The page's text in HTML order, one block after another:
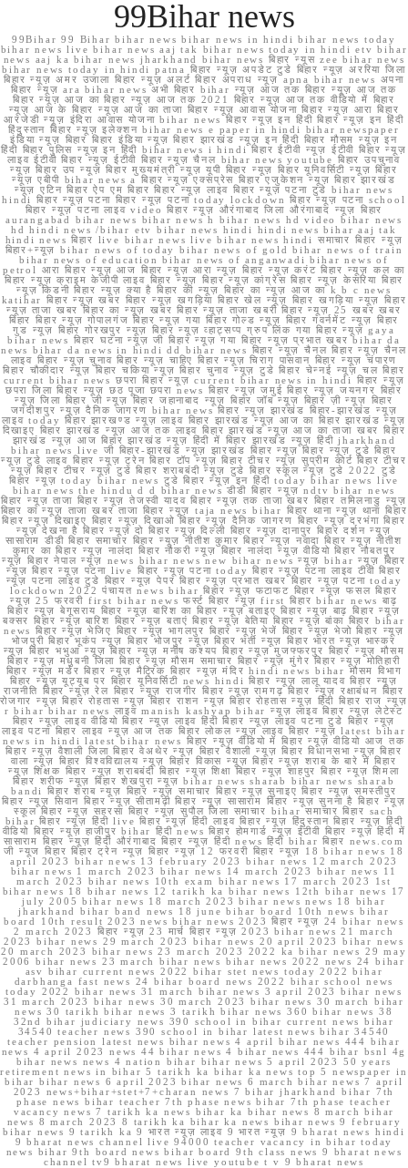
99Bihar news
99Bihar 99 Bihar bihar news bihar news in hindi bihar news today
bihar news live bihar news aaj tak bihar news today in hindi etv bihar
news aaj ka bihar news jharkhand bihar news बिहार न्यूस zee bihar news
bihar news today in hindi patna बिहार न्यूज़ अपडेट टुडे बिहार न्यूज़ अररिया जिला
बिहार न्यूज़ अमर उजाला बिहार न्यूज़ अलर्ट बिहार अपराध न्यूज़ apna bihar news अपना
बिहार न्यूज़ ara bihar news अभी बिहार bihar न्यूज़ आज तक बिहार न्यूज़ आज तक
बिहार न्यूज़ आज का बिहार न्यूज़ आज तक 2021 बिहार न्यूज़ आज तक वीडियो में बिहार
न्यूज़ आज के बिहार न्यूज़ आज का ताजा बिहार न्यूज़ आवास योजना बिहार न्यूज़ आरा बिहार
आरजेडी न्यूज़ इंदिरा आवास योजना bihar news बिहार न्यूज़ इन हिंदी बिहार न्यूज़ इन हिंदी
हिंदुस्तान बिहार न्यूज़ इलेक्शन bihar news e paper in hindi bihar newspaper
इंडिया न्यूज़ बिहार बिहार इंडिया न्यूज़ बिहार झारखंड न्यूज़ इन हिंदी बिहार मौसम न्यूज़ इन
हिंदी बिहार पुलिस न्यूज़ इन हिंदी bihar news i hindi बिहार ईटीवी न्यूज़ ईटीवी बिहार न्यूज़
लाइव ईटीवी बिहार न्यूज़ ईटीवी बिहार न्यूज़ चैनल bihar news youtube बिहार उपचुनाव
न्यूज़ बिहार उप न्यूज़ बिहार मुख्यमंत्री न्यूज़ यूपी बिहार न्यूज़ बिहार यूनिवर्सिटी न्यूज़ बिहार
न्यूज़ एबीपी bihar news a बिहार न्यूज़ एक्सप्रेस बिहार एजुकेशन न्यूज़ बिहार झारखंड
न्यूज़ एटिन बिहार ऐप एम बिहार बिहार न्यूज़ लाइव बिहार न्यूज़ पटना टुडे bihar news
hindi बिहार न्यूज़ पटना बिहार न्यूज़ पटना today lockdown बिहार न्यूज़ पटना school
बिहार न्यूज़ पटना लाइव video बिहार न्यूज़ औरंगाबाद जिला औरंगाबाद न्यूज़ बिहार
aurangabad bihar news bihar news h bihar news hd video bihar news
hd hindi news /bihar etv bihar news hindi hindi news bihar aaj tak
hindi news बिहार live bihar news live bihar news hindi समाचार बिहार न्यूज़
बिहार+न्यूज़ bihar news of today bihar news of gold bihar news of train
bihar news of education bihar news of anganwadi bihar news of
petrol आरा बिहार न्यूज़ आज बिहार न्यूज़ आरा न्यूज़ बिहार न्यूज़ करंट बिहार न्यूज़ कल का
बिहार न्यूज़ क्राइम केजीपी लाइव बिहार न्यूज़ बिहार न्यूज़ कांग्रेस बिहार न्यूज़ केसरिया बिहार
न्यूज़ किडनी बिहार न्यूज़ क्या है बिहार की न्यूज़ बिहार का न्यूज़ आज का k b c news
katihar बिहार न्यूज़ खबर बिहार न्यूज़ खगड़िया बिहार खेल न्यूज़ बिहार खगड़िया न्यूज़ बिहार
न्यूज़ ताजा खबर बिहार का न्यूज़ खबर बिहार न्यूज़ ताजा खबरी बिहार न्यूज़ 25 खबर खबर
बिहार बिहार न्यूज़ गोपालगंज बिहार न्यूज़ गया बिहार गोल्ड न्यूज़ बिहार गवर्नमेंट न्यूज़ बिहार
गुड न्यूज़ बिहार गोरखपुर न्यूज़ बिहार न्यूज़ व्हाट्सप्प ग्रुप लिंक गया बिहार न्यूज़ gaya
bihar news बिहार घटना न्यूज़ जी बिहार न्यूज़ गया बिहार न्यूज़ प्रभात खबर bihar da
news bihar da news in hindi dd bihar news बिहार न्यूज़ चैनल बिहार न्यूज़ चैनल
लाइव बिहार न्यूज़ चुनाव बिहार न्यूज़ चाहिए बिहार न्यूज़ चिराग पासवान बिहार न्यूज़ चंपारण
बिहार चौकीदार न्यूज़ बिहार चकिया न्यूज़ बिहार चुनाव न्यूज़ टुडे बिहार चेन्नई न्यूज़ चल बिहार
current bihar news छपरा बिहार न्यूज़ current bihar news in hindi बिहार न्यूज़
छपरा जिला बिहार न्यूज़ छठ पूजा छपरा news बिहार न्यूज़ जमुई बिहार न्यूज़ जयनगर बिहार
न्यूज़ जिला बिहार जी न्यूज़ बिहार जहानाबाद न्यूज़ बिहार जॉब न्यूज़ बिहार ज़ी न्यूज़ बिहार
जगदीशपुर न्यूज़ दैनिक जागरण bihar news बिहार न्यूज़ झारखंड बिहार-झारखंड न्यूज़
लाइव today बिहार झारखण्ड न्यूज़ लाइव बिहार झारखंड न्यूज़ आज का बिहार झारखंड न्यूज़
दिखाइए बिहार झारखंड न्यूज़ आज तक लाइव बिहार झारखंड न्यूज़ आज का ताजा खबर बिहार
झारखंड न्यूज़ आज बिहार झारखंड न्यूज़ हिंदी में बिहार झारखंड न्यूज़ हिंदी jharkhand
bihar news live जी बिहार-झारखंड न्यूज़ झारखंड बिहार न्यूज़ बिहार न्यूज़ टुडे बिहार
न्यूज़ टुडे लाइव बिहार न्यूज़ ट्रेन बिहार टॉप न्यूज़ बिहार टीचर न्यूज़ सुप्रीम कोर्ट बिहार टीचर
न्यूज़ बिहार टीचर न्यूज़ टुडे बिहार शराबबंदी न्यूज़ टुडे बिहार स्कूल न्यूज़ टुडे 2022 टुडे
बिहार न्यूज़ today bihar news टुडे बिहार न्यूज़ इन हिंदी today bihar news live
bihar news the hindu d d bihar news डीडी बिहार न्यूज़ ndtv bihar news
बिहार न्यूज़ ताजा बिहार न्यूज़ तेजस्वी यादव बिहार न्यूज़ तक ताजा खबर बिहार तमिलनाडु न्यूज़
बिहार का न्यूज़ ताजा खबर ताजा बिहार न्यूज़ taja news bihar बिहार थाना न्यूज़ थाना बिहार
बिहार न्यूज़ दिखाइए बिहार न्यूज़ दिखाओ बिहार न्यूज़ दैनिक जागरण बिहार न्यूज़ दरभंगा बिहार
न्यूज़ देखना है बिहार न्यूज़ दो बिहार न्यूज़ दिल्ली बिहार न्यूज़ दानापुर बिहार दर्शन न्यूज़
सासाराम डीडी बिहार समाचार बिहार न्यूज़ नीतीश कुमार बिहार न्यूज़ नवादा बिहार न्यूज़ नीतीश
कुमार का बिहार न्यूज़ नालंदा बिहार नौकरी न्यूज़ बिहार नालंदा न्यूज़ वीडियो बिहार नौबतपुर
न्यूज़ बिहार नेपाल न्यूज़ news bihar news new bihar news न्यूज़ bihar न्यूज़ बिहार
न्यूज़ बिहार न्यूज़ पटना live बिहार न्यूज़ पटना today बिहार न्यूज़ पटना लाइव टीवी बिहार
न्यूज़ पटना लाइव टुडे बिहार न्यूज़ पेपर बिहार न्यूज़ प्रभात खबर बिहार न्यूज़ पटना today
lockdown 2022 पंचायत news bihar बिहार न्यूज़ फटाफट बिहार न्यूज़ फसल बिहार
न्यूज़ 25 फरवरी first bihar news फर्स्ट बिहार न्यूज़ first बिहार bihar news बाढ़
बिहार न्यूज़ बेगूसराय बिहार न्यूज़ बारिश का बिहार न्यूज़ बताइए बिहार न्यूज़ बाढ़ बिहार न्यूज़
बक्सर बिहार न्यूज़ बारिश बिहार न्यूज़ बताएं बिहार न्यूज़ बेतिया बिहार न्यूज़ बांका बिहार bihar
news बिहार न्यूज़ भेजिए बिहार न्यूज़ भागलपुर बिहार न्यूज़ भेजें बिहार न्यूज़ भेजो बिहार न्यूज़
भोजपुरी बिहार भूकंप न्यूज़ बिहार भोजपुर न्यूज़ बिहार भर्ती न्यूज़ बिहार भारत न्यूज़ भास्कर
न्यूज़ बिहार भभुआ न्यूज़ बिहार न्यूज़ मनीष कश्यप बिहार न्यूज़ मुजफ्फरपुर बिहार न्यूज़ मौसम
बिहार न्यूज़ मधुबनी जिला बिहार न्यूज़ मौसम समाचार बिहार न्यूज़ मुंगेर बिहार न्यूज़ मोतिहारी
बिहार न्यूज़ मर्डर बिहार न्यूज़ मैट्रिक बिहार न्यूज़ मंदिर hindi news bihar मौसम विभाग
बिहार न्यूज़ यूट्यूब पर बिहार यूनिवर्सिटी news hindi बिहार न्यूज़ लालू यादव बिहार न्यूज़
राजनीति बिहार न्यूज़ रेल बिहार न्यूज़ राजगीर बिहार न्यूज़ रामगढ़ बिहार न्यूज़ रक्षाबंधन बिहार
रोजगार न्यूज़ बिहार रोहतास न्यूज़ बिहार राशन न्यूज़ बिहार रोहतास न्यूज़ हिंदी बिहार राज न्यूज़
r bihar bihar news लाइव manish kashyap bihar न्यूज़ लाइव बिहार न्यूज़ लेटेस्ट
बिहार न्यूज़ लाइव वीडियो बिहार न्यूज़ लाइव हिंदी बिहार न्यूज़ लाइव पटना टुडे बिहार न्यूज़
लाइव पटना बिहार लाइव न्यूज़ आज तक बिहार लोकल न्यूज़ लाइव बिहार न्यूज़ latest bihar
news in hindi latest bihar news बिहार न्यूज़ वीडियो में बिहार न्यूज़ वीडियो आज तक
बिहार न्यूज़ वैशाली जिला बिहार वेअथेर न्यूज़ बिहार वैशाली न्यूज़ बिहार विधानसभा न्यूज़ बिहार
वाला न्यूज़ बिहार विश्वविद्यालय न्यूज़ बिहार विकास न्यूज़ बिहार न्यूज़ शराब के बारे में बिहार
न्यूज़ शिक्षक बिहार न्यूज़ शराबबंदी बिहार न्यूज़ शिक्षा बिहार न्यूज़ शाहपुर बिहार न्यूज़ शिमला
बिहार शरीफ न्यूज़ बिहार शेखपुरा न्यूज़ bihar news sharab bihar news sharab
bandi बिहार शराब न्यूज़ बिहार न्यूज़ समाचार बिहार न्यूज़ सुनाइए बिहार न्यूज़ समस्तीपुर
बिहार न्यूज़ सिवान बिहार न्यूज़ सीतामढ़ी बिहार न्यूज़ सासाराम बिहार न्यूज़ सुनना है बिहार न्यूज़
स्कूल बिहार न्यूज़ सहरसा बिहार न्यूज़ सुपौल जिला समाचार bihar समाचार बिहार sach
bihar बिहार न्यूज़ हिंदी live बिहार न्यूज़ हिंदी लाइव बिहार न्यूज़ हिंदुस्तान बिहार न्यूज़ हिंदी
वीडियो बिहार न्यूज़ हाजीपुर bihar हिंदी news बिहार होमगार्ड न्यूज़ ईटीवी बिहार न्यूज़ हिंदी में
सासाराम बिहार न्यूज़ हिंदी औरंगाबाद बिहार न्यूज़ हिंदी news हिंदी bihar बिहार news.com
जी न्यूज बिहार बिहार ट्रेन न्यूज़ बिहार न्यूज़ 12 फरवरी बिहार न्यूज़ 18 bihar news 18
april 2023 bihar news 13 february 2023 bihar news 12 march 2023
bihar news 1 march 2023 bihar news 14 march 2023 bihar news 11
march 2023 bihar news 10th exam bihar news 17 march 2023 1st
bihar news 18 bihar news 12 tarikh ka bihar news 12th bihar news 17
july 2005 bihar news 18 march 2023 bihar news news 18 bihar
jharkhand bihar band news 18 june bihar board 10th news bihar
board 10th result 2023 news bihar news 2023 बिहार न्यूज़ 24 bihar news
2 march 2023 बिहार न्यूज़ 23 मार्च बिहार न्यूज़ 2023 bihar news 21 march
2023 bihar news 29 march 2023 bihar news 20 april 2023 bihar news
20 march 2023 bihar news 23 march 2023 2022 ka bihar news 29 may
2006 bihar news 23 march bihar news bihar news 2022 news 24 bihar
asv bihar current news 2022 bihar stet news today 2022 bihar
darbhanga fast news 24 bihar board news 2022 bihar school news
today 2022 bihar news 31 march bihar news 3 april 2023 bihar news
31 march 2023 bihar news 30 march 2023 bihar news 30 march bihar
news 30 tarikh bihar news 3 tarikh bihar news 360 bihar news 38
32nd bihar judiciary news 390 school in bihar current news bihar
34540 teacher news 390 school in bihar latest news bihar 34540
teacher pension latest news bihar news 4 april bihar news 444 bihar
news 4 april 2023 news 44 bihar news 4 bihar news 444 bihar bsnl 4g
bihar news news 4 nation bihar bihar news 5 april 2023 50 years
retirement news in bihar 5 tarikh ka bihar ka news top 5 newspaper in
bihar bihar news 6 april 2023 bihar news 6 march bihar news 7 april
2023 news+bihar+stet+7+charan news 7 bihar jharkhand bihar 7th
phase news bihar teacher 7th phase news bihar 7th phase teacher
vacancy news 7 tarikh ka news bihar ka bihar news 8 march bihar
news 8 march 2023 8 tarikh ka bihar ka news bihar news 9 february
bihar news 9 tarikh ka 9 भारत न्यूज़ लाइव 9 भारत न्यूज़ 9 bharat news hindi
9 bharat news channel live 94000 teacher vacancy in bihar today
news bihar 9th board news bihar board 9th class news 9 bharat news
channel tv9 bharat news live youtube t v 9 bharat news